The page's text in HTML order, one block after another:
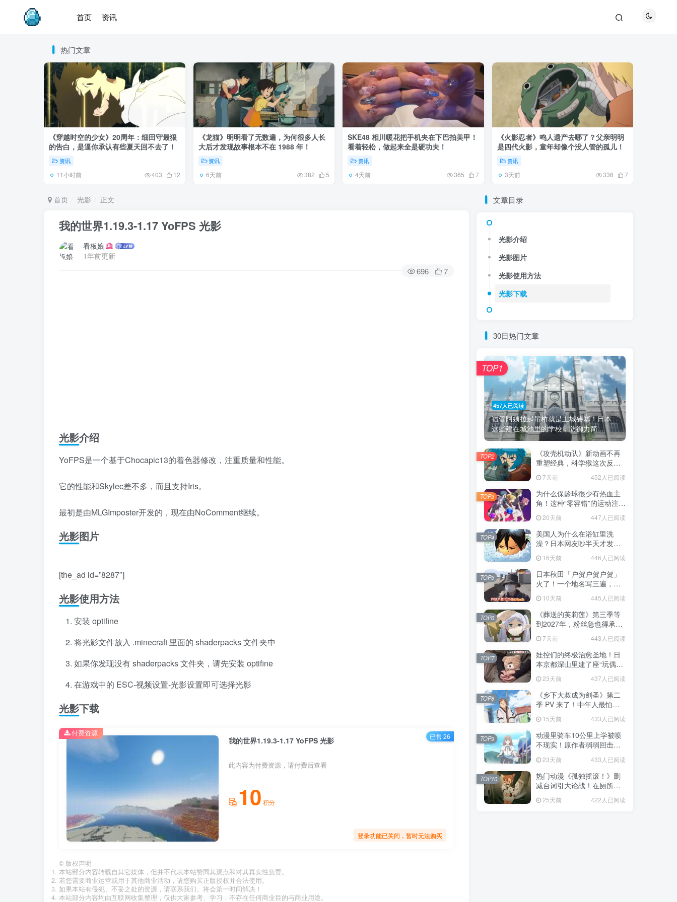
首页 资讯
热门文章
《穿越时空的少女》20周年：细田守最狠
的告白，是逼你承认有些夏天回不去了！
资讯
11小时前 403 12
《龙猫》明明看了无数遍，为何很多人长
大后才发现故事根本不在 1988 年！
资讯
6天前 382 5
SKE48 相川暖花把手机夹在下巴拍美甲！
看着轻松，做起来全是硬功夫！
资讯
4天前 365 7
《火影忍者》鸣人遗产去哪了？父亲明明
是四代火影，童年却像个没人管的孤儿！
资讯
3天前 336 7
首页 光影 正文
我的世界1.19.3-1.17 YoFPS 光影
看板娘
1年前更新
696 7
光影介绍
YoFPS是一个基于Chocapic13的着色器修改，注重质量和性能。
它的性能和Skylec差不多，而且支持Iris。
最初是由MLGImposter开发的，现在由NoComment继续。
光影图片
[the_ad id=”8287″]
光影使用方法
安装 optifine
将光影文件放入 .minecraft 里面的 shaderpacks 文件夹中
如果你发现没有 shaderpacks 文件夹，请先安装 optifine
在游戏中的 ESC-视频设置-光影设置即可选择光影
光影下载
我的世界1.19.3-1.17 YoFPS 光影
此内容为付费资源，请付费后查看
10 积分
登录功能已关闭，暂时无法购买
付费资源 已售 26
© 版权声明
本站部分内容转载自其它媒体，但并不代表本站赞同其观点和对其真实性负责。
若您需要商业运营或用于其他商业活动，请您购买正版授权并合法使用。
如果本站有侵犯、不妥之处的资源，请联系我们。将会第一时间解决！
本站部分内容均由互联网收集整理，仅供大家参考、学习，不存在任何商业目的与商业用途。
文章目录
光影介绍
光影图片
光影使用方法
光影下载
30日热门文章
457人已阅读
宿管阿姨拉起吊桥就是主城要塞！日本
这些建在城池里的学校，防御力简...
TOP1
《攻壳机动队》新动画不再
重塑经典，科学猴这次反而
7天前 452人已阅读
TOP2
为什么保龄球很少有热血主
角！这种“零容错”的运动注定
们的生活！
20天前 447人已阅读
TOP3
美国人为什么在浴缸里洗
澡？日本网友吵半天才发
藏在浴室地板里！
16天前 446人已阅读
TOP4
日本秋田「户贺户贺户贺」
火了！一个地名写三遍，竟
不是玩梗而是150年旧账！
10天前 445人已阅读
TOP5
《葬送的芙莉莲》第三季等
到2027年，粉丝急也得承认
这次慢得有道理！
7天前 443人已阅读
TOP6
娃控们的终极治愈圣地！日
本京都深山里建了座“玩偶神
社”，不仅能拍照还能给娃祈
福！23天前 437人已阅读
TOP7
《乡下大叔成为剑圣》第二
季 PV 来了！中年人最怕的
不是变老，而是没人愿意再
相信你！
15天前 433人已阅读
TOP8
动漫里骑车10公里上学被喷
不现实！原作者弱弱回击：
常通勤！
23天前 433人已阅读
TOP9
热门动漫《孤独摇滚！》删
减台词引大论战！在厕所吃
现充！
25天前 422人已阅读
TOP10